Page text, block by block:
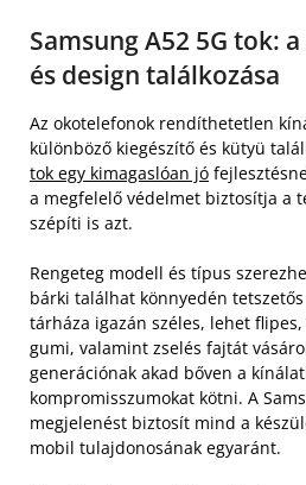
Samsung A52 5G tok:
és design találkozása
Az okotelefonok rendíthetetlen
különböző kiegészítő és kütyü
tok egy kimagaslóan jó
a megfelelő védelmet biztosítja a
szépíti is azt.
Rengeteg modell és típus
bárki találhat könnyedén
tárháza igazán széles, lehet
gumi, valamint zselés fajtát
generációnak akad bőven a
kompromisszumokat kötni. A
megjelenést biztosít mind a
mobil tulajdonosának egyaránt.